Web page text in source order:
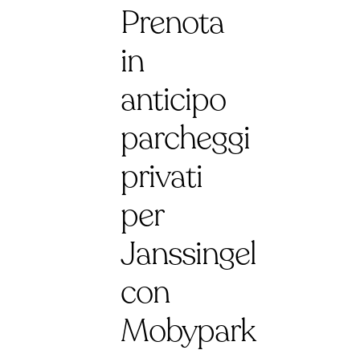
Prenota
in
anticipo
parcheggi
privati
per
Janssingel
con
Mobypark